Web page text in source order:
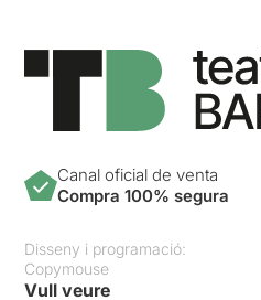
Canal oficial de venta
Compra 100% segura
Disseny i programació:
Copymouse
Vull veure